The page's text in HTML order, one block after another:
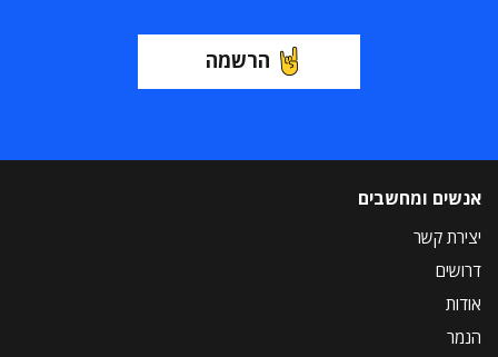
הרשמה
אנשים ומחשבים
יצירת קשר
דרושים
אודות
הנמר